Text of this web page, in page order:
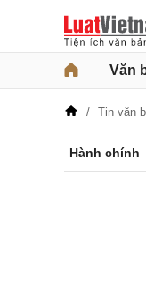
Văn
Tin văn
Hành chính